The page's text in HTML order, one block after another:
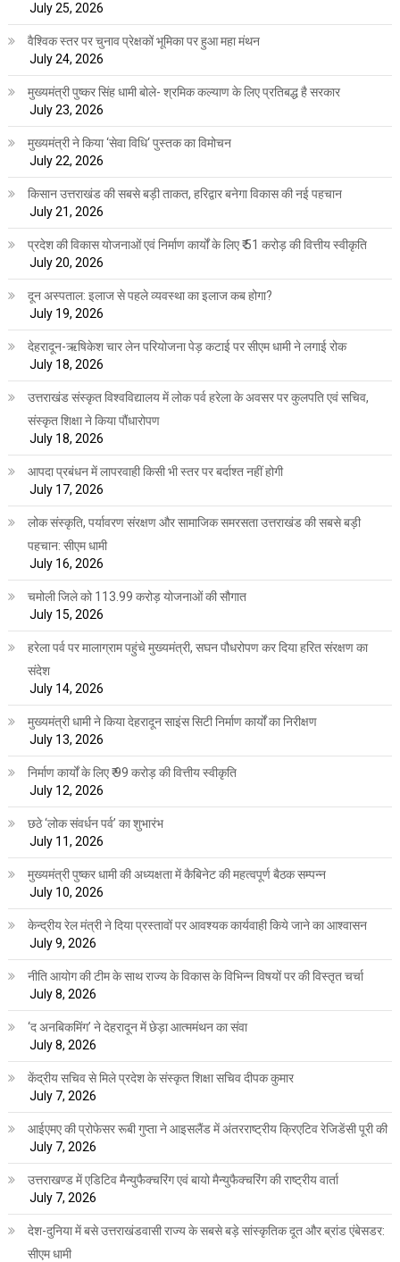
July 25, 2026
वैश्विक स्तर पर चुनाव प्रेक्षकों भूमिका पर हुआ महा मंथन
July 24, 2026
मुख्यमंत्री पुष्कर सिंह धामी बोले- श्रमिक कल्याण के लिए प्रतिबद्ध है सरकार
July 23, 2026
मुख्यमंत्री ने किया ‘सेवा विधि‘ पुस्तक का विमोचन
July 22, 2026
किसान उत्तराखंड की सबसे बड़ी ताकत, हरिद्वार बनेगा विकास की नई पहचान
July 21, 2026
प्रदेश की विकास योजनाओं एवं निर्माण कार्यों के लिए ₹ 51 करोड़ की वित्तीय स्वीकृति
July 20, 2026
दून अस्पताल: इलाज से पहले व्यवस्था का इलाज कब होगा?
July 19, 2026
देहरादून-ऋषिकेश चार लेन परियोजना पेड़ कटाई पर सीएम धामी ने लगाई रोक
July 18, 2026
उत्तराखंड संस्कृत विश्वविद्यालय में लोक पर्व हरेला के अवसर पर कुलपति एवं सचिव,
संस्कृत शिक्षा ने किया पौंधारोपण
July 18, 2026
आपदा प्रबंधन में लापरवाही किसी भी स्तर पर बर्दाश्त नहीं होगी
July 17, 2026
लोक संस्कृति, पर्यावरण संरक्षण और सामाजिक समरसता उत्तराखंड की सबसे बड़ी
पहचान: सीएम धामी
July 16, 2026
चमोली जिले को 113.99 करोड़ योजनाओं की सौगात
July 15, 2026
हरेला पर्व पर मालाग्राम पहुंचे मुख्यमंत्री, सघन पौधरोपण कर दिया हरित संरक्षण का
संदेश
July 14, 2026
मुख्यमंत्री धामी ने किया देहरादून साइंस सिटी निर्माण कार्यों का निरीक्षण
July 13, 2026
निर्माण कार्यों के लिए ₹ 99 करोड़ की वित्तीय स्वीकृति
July 12, 2026
छठे ‘लोक संवर्धन पर्व’ का शुभारंभ
July 11, 2026
मुख्यमंत्री पुष्कर धामी की अध्यक्षता में कैबिनेट की महत्वपूर्ण बैठक सम्पन्न
July 10, 2026
केन्द्रीय रेल मंत्री ने दिया प्रस्तावों पर आवश्यक कार्यवाही किये जाने का आश्वासन
July 9, 2026
नीति आयोग की टीम के साथ राज्य के विकास के विभिन्न विषयों पर की विस्तृत चर्चा
July 8, 2026
‘द अनबिकमिंग’ ने देहरादून में छेड़ा आत्ममंथन का संवा
July 8, 2026
केंद्रीय सचिव से मिले प्रदेश के संस्कृत शिक्षा सचिव दीपक कुमार
July 7, 2026
आईएमए की प्रोफेसर रूबी गुप्ता ने आइसलैंड में अंतरराष्ट्रीय क्रिएटिव रेजिडेंसी पूरी की
July 7, 2026
उत्तराखण्ड में एडिटिव मैन्युफैक्चरिंग एवं बायो मैन्युफैक्चरिंग की राष्ट्रीय वार्ता
July 7, 2026
देश-दुनिया में बसे उत्तराखंडवासी राज्य के सबसे बड़े सांस्कृतिक दूत और ब्रांड एंबेसडर:
सीएम धामी